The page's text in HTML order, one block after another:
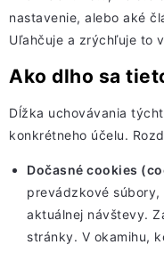
nastavenie, alebo aké
Uľahčuje a zrýchľuje to
Ako dlho sa
Dĺžka uchovávania
konkrétneho účelu.
Dočasné cookies
prevádzkové
aktuálnej návštevy.
stránky. V okamihu,